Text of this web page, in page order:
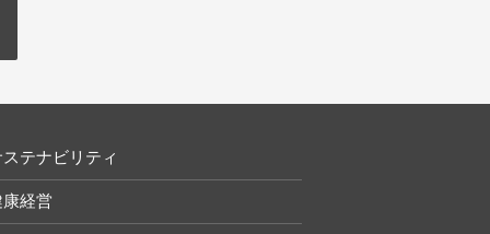
テナビリティ
経営